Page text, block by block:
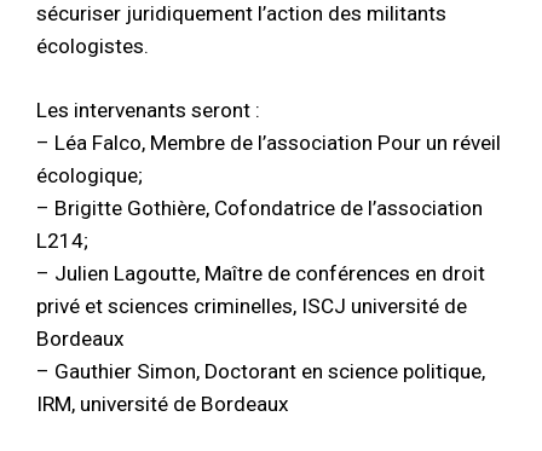
sécuriser juridiquement l’action des militants
écologistes.
Les intervenants seront :
– Léa Falco, Membre de l’association Pour un réveil
écologique;
– Brigitte Gothière, Cofondatrice de l’association
L214;
– Julien Lagoutte, Maître de conférences en droit
privé et sciences criminelles, ISCJ université de
Bordeaux
– Gauthier Simon, Doctorant en science politique,
IRM, université de Bordeaux